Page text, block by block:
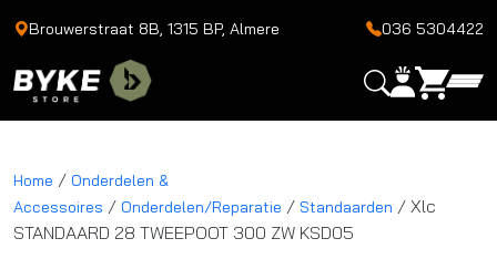
Brouwerstraat 8B, 1315 BP, Almere 036 5304422
Home / Onderdelen &
Accessoires / Onderdelen/Reparatie / Standaarden / Xlc
STANDAARD 28 TWEEPOOT 300 ZW KSD05